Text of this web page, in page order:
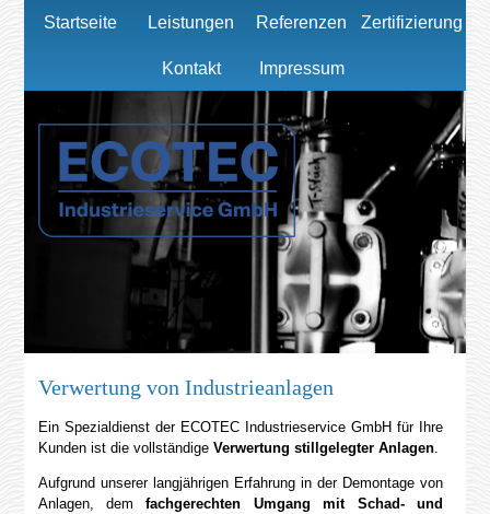
Startseite Leistungen Referenzen Zertifizierung
Kontakt Impressum
Verwertung von Industrieanlagen
Ein Spezialdienst der ECOTEC Industrieservice GmbH für Ihre
Kunden ist die vollständige Verwertung stillgelegter Anlagen.
Aufgrund unserer langjährigen Erfahrung in der Demontage von
Anlagen, demfachgerechten Umgang mit Schad- und